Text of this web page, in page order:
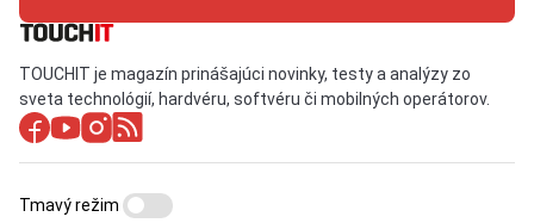
TOUCHIT je magazín prinášajúci novinky, testy a analýzy zo
sveta technológií, hardvéru, softvéru či mobilných operátorov.
Tmavý režim